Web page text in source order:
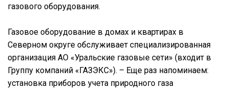
газового оборудования.
Газовое оборудование в домах и квартирах в
Северном округе обслуживает специализированная
организация АО «Уральские газовые сети» (входит в
Группу компаний «ГАЗЭКС»). – Еще раз напоминаем:
установка приборов учета природного газа